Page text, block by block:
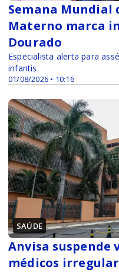
01/08/2026 • 10:16
Semana
Materno marca
Dourado
Especialista alerta para
infantis
SAÚDE
Anvisa suspende
médicos